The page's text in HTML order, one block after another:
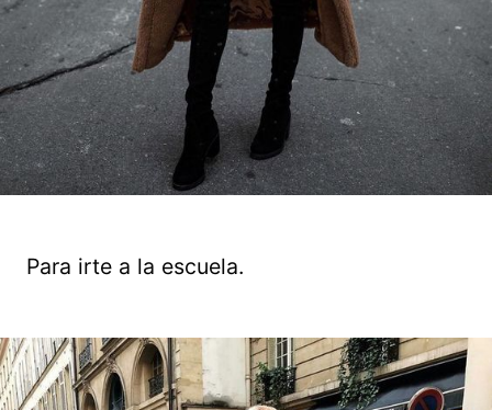
Para irte a la escuela.